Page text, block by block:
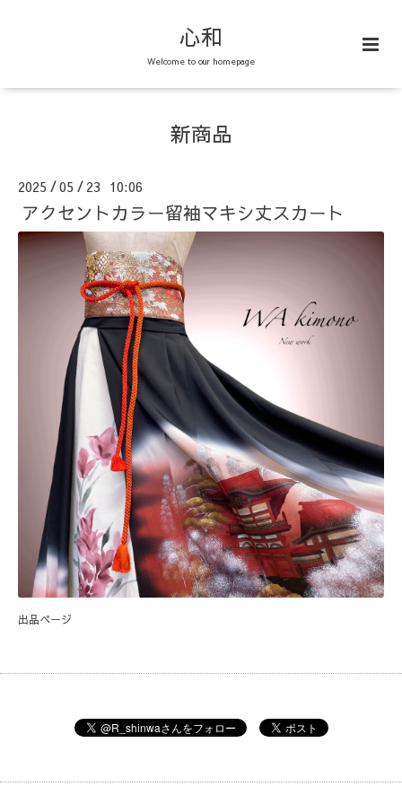
心和
Welcome to our homepage
新商品
2025 /05 / 23 10:06
アクセントカラー留袖マキシ丈スカート
出品ページ